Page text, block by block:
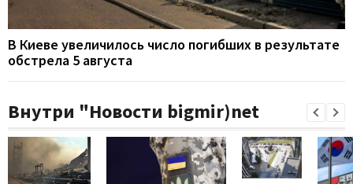
В Киеве увеличилось число погибших в результате
обстрела 5 августа
Внутри "Новости bigmir)net